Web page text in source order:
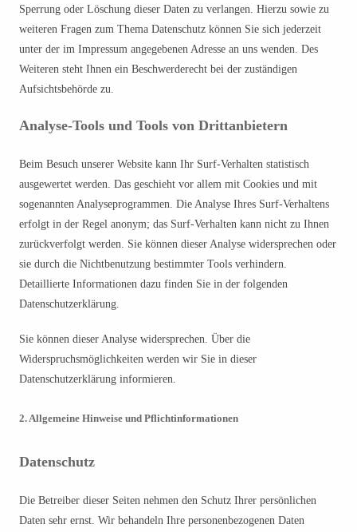
Sperrung oder Löschung dieser Daten zu verlangen. Hierzu sowie zu
weiteren Fragen zum Thema Datenschutz können Sie sich jederzeit
unter der im Impressum angegebenen Adresse an uns wenden. Des
Weiteren steht Ihnen ein Beschwerderecht bei der zuständigen
Aufsichtsbehörde zu.
Analyse-Tools und Tools von Drittanbietern
Beim Besuch unserer Website kann Ihr Surf-Verhalten statistisch
ausgewertet werden. Das geschieht vor allem mit Cookies und mit
sogenannten Analyseprogrammen. Die Analyse Ihres Surf-Verhaltens
erfolgt in der Regel anonym; das Surf-Verhalten kann nicht zu Ihnen
zurückverfolgt werden. Sie können dieser Analyse widersprechen oder
sie durch die Nichtbenutzung bestimmter Tools verhindern.
Detaillierte Informationen dazu finden Sie in der folgenden
Datenschutzerklärung.
Sie können dieser Analyse widersprechen. Über die
Widerspruchsmöglichkeiten werden wir Sie in dieser
Datenschutzerklärung informieren.
2. Allgemeine Hinweise und Pflichtinformationen
Datenschutz
Die Betreiber dieser Seiten nehmen den Schutz Ihrer persönlichen
Daten sehr ernst. Wir behandeln Ihre personenbezogenen Daten